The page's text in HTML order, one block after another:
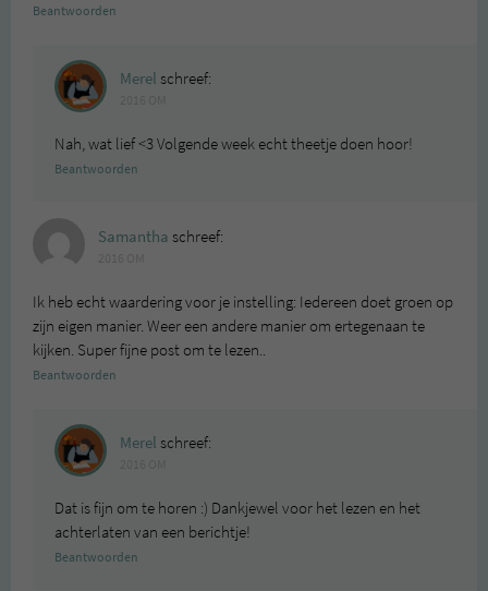
Beantwoorden
Merel schreef:
Nah, wat lief <3 Volgende week echt theetje doen hoor!
Beantwoorden
Samantha schreef:
Ik heb echt waardering voor je instelling: Iedereen doet groen op
zijn eigen manier. Weer een andere manier om ertegenaan te
kijken. Super fijne post om te lezen..
Beantwoorden
Merel schreef:
Dat is fijn om te horen :) Dankjewel voor het lezen en het
achterlaten van een berichtje!
Beantwoorden